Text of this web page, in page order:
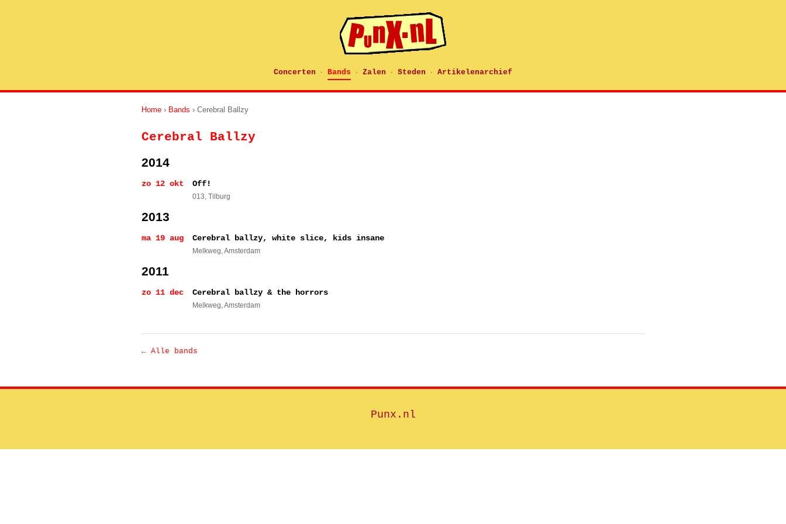
Concerten · Bands · Zalen · Steden · Artikelenarchief
Home › Bands › Cerebral Ballzy
Cerebral Ballzy
2014
zo 12 okt Off!
013, Tilburg
2013
ma 19 aug Cerebral ballzy, white slice, kids insane
Melkweg, Amsterdam
2011
zo 11 dec Cerebral ballzy & the horrors
Melkweg, Amsterdam
← Alle bands
Punx.nl